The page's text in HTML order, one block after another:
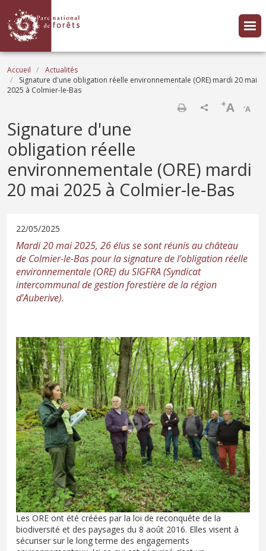
Fil d'Ariane
Accueil
Actualités
Signature d'une obligation réelle environnementale (ORE) mardi 20 mai
2025 à Colmier-le-Bas
-A
+A
Signature d'une
obligation réelle
environnementale (ORE) mardi
20 mai 2025 à Colmier-le-Bas
22/05/2025
Mardi 20 mai 2025, 26 élus se sont réunis au château
de Colmier-le-Bas pour la signature de l’obligation réelle
environnementale (ORE) du SIGFRA (Syndicat
intercommunal de gestion forestière de la région
d’Auberive).
Les ORE ont été créées par la loi de reconquête de la
biodiversité et des paysages du 8 août 2016. Elles visent à
sécuriser sur le long terme des engagements